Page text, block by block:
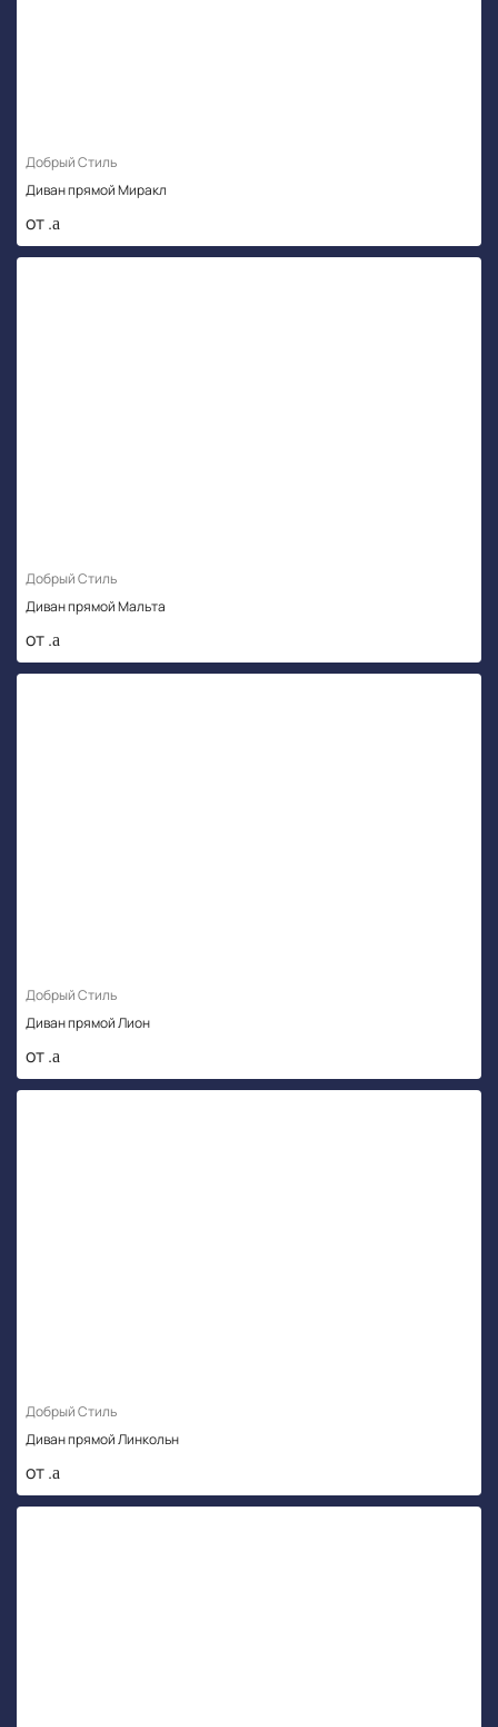
Добрый Стиль
Диван прямой Миракл
от .
Добрый Стиль
Диван прямой Мальта
от .
Добрый Стиль
Диван прямой Лион
от .
Добрый Стиль
Диван прямой Линкольн
от .